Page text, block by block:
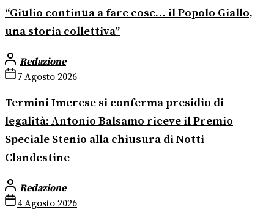
“Giulio continua a fare cose… il Popolo Giallo,
una storia collettiva”
Redazione
7 Agosto 2026
Termini Imerese si conferma presidio di
legalità: Antonio Balsamo riceve il Premio
Speciale Stenio alla chiusura di Notti
Clandestine
Redazione
4 Agosto 2026